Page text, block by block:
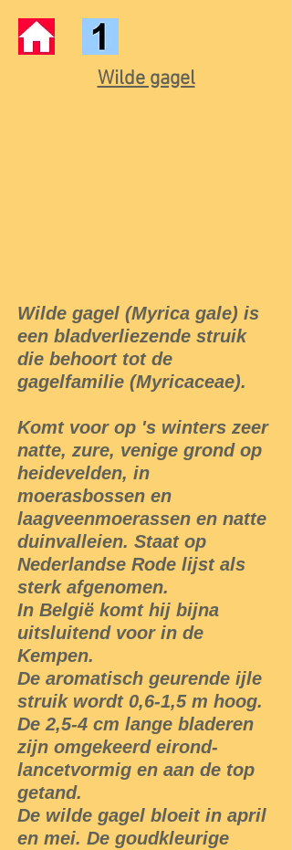
Wilde gagel
Wilde gagel (Myrica gale) is
een bladverliezende struik
die behoort tot de
gagelfamilie (Myricaceae).
Komt voor op 's winters zeer
natte, zure, venige grond op
heidevelden, in
moerasbossen en
laagveenmoerassen en natte
duinvalleien. Staat op
Nederlandse Rode lijst als
sterk afgenomen.
In België komt hij bijna
uitsluitend voor in de
Kempen.
De aromatisch geurende ijle
struik wordt 0,6-1,5 m hoog.
De 2,5-4 cm lange bladeren
zijn omgekeerd eirond-
lancetvormig en aan de top
getand.
De wilde gagel bloeit in april
en mei. De goudkleurige